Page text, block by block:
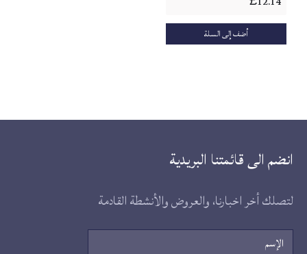
أضف إلى السلة
انضم الى قائمتنا البريدية
لتصلك أخر اخبارنا، والعروض والأنشطة القادمة
الإسم